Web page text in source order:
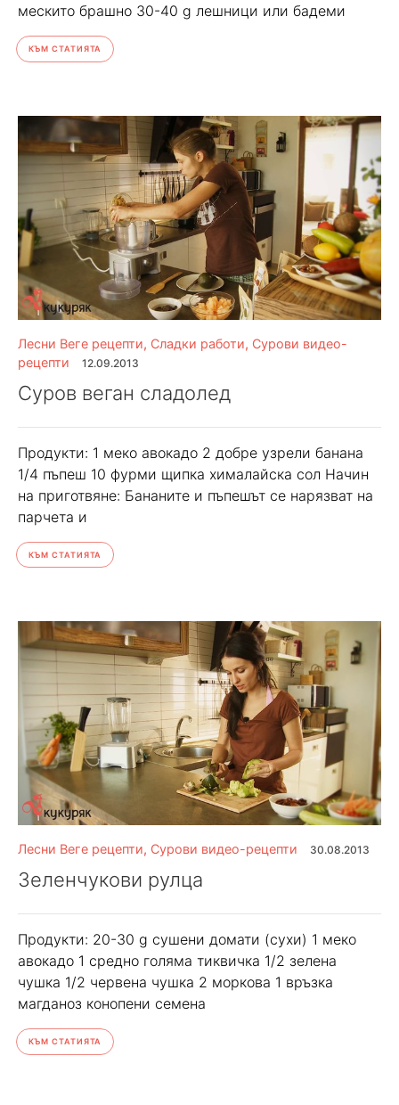
мескито брашно 30-40 g лешници или бадеми
КЪМ СТАТИЯТА
Лесни Веге рецепти, Сладки работи, Сурови видео-
рецепти
12.09.2013
Суров веган сладолед
Продукти: 1 меко авокадо 2 добре узрели банана
1/4 пъпеш 10 фурми щипка хималайска сол Начин
на приготвяне: Бананите и пъпешът се нарязват на
парчета и
КЪМ СТАТИЯТА
Лесни Веге рецепти, Сурови видео-рецепти 30.08.2013
Зеленчукови рулца
Продукти: 20-30 g сушени домати (сухи) 1 меко
авокадо 1 средно голяма тиквичка 1/2 зелена
чушка 1/2 червена чушка 2 моркова 1 връзка
магданоз конопени семена
КЪМ СТАТИЯТА